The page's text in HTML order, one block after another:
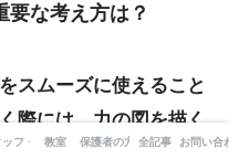
要な考え方は？
スムーズに使えること
際には、力の図を描く
すくなり、複雑な問題
ッフ・出版書籍
教室 保護者の方へ全記事 お問い合